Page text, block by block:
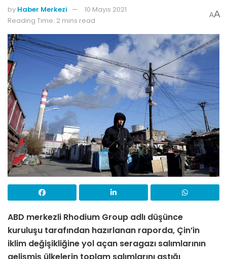
by Haber Merkezi
10 Mayıs 2021
Reading Time: 2 mins read
AA
ABD merkezli Rhodium Group adlı düşünce
kuruluşu tarafından hazırlanan raporda, Çin’in
iklim değişikliğine yol açan seragazı salımlarının